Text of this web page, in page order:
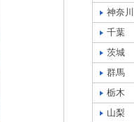
神奈川
千葉
茨城
群馬
栃木
山梨